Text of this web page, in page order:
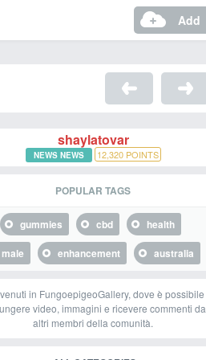
Add
shaylatovar
NEWS NEWS 12,320POINTS
POPULAR TAGS
gummies cbd
health
male
enhancement australia
in FungoepigeoGallery, dove è possibile
video, immagini e ricevere commenti da
altri membri della comunità.